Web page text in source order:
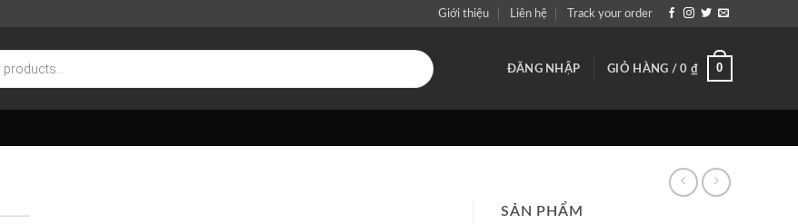
Giới thiệu Liên hệ Track your order
ĐĂNG NHẬP GIỎ HÀNG /0 ₫ 0
SẢN PHẨM